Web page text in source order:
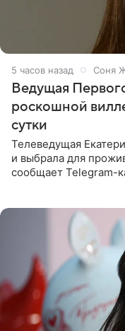
5 часов назад Соня
Ведущая
роскошной
сутки
Телеведущая
и выбрала для
сообщает Telegram-